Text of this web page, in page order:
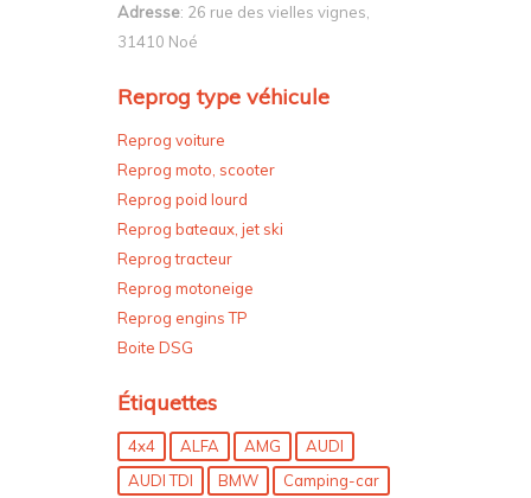
Adresse: 26 rue des vielles vignes,
31410 Noé
Reprog type véhicule
Reprog voiture
Reprog moto, scooter
Reprog poid lourd
Reprog bateaux, jet ski
Reprog tracteur
Reprog motoneige
Reprog engins TP
Boite DSG
Étiquettes
4x4 ALFA AMG
AUDI
AUDI TDI
BMW
Camping-car